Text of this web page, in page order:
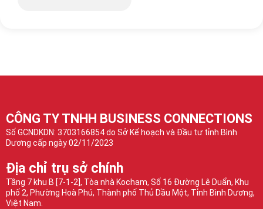
CÔNG TY TNHH BUSINESS CONNECTIONS
Số GCNDKDN: 3703166854 do Sở Kế hoạch và Đầu tư tỉnh Bình
Dương cấp ngày 02/11/2023
Địa chỉ trụ sở chính
Tầng 7 khu B [7-1-2], Tòa nhà Kocham, Số 16 Đường Lê Duẩn, Khu
phố 2, Phường Hoà Phú, Thành phố Thủ Dầu Một, Tỉnh Bình Dương,
Việt Nam.